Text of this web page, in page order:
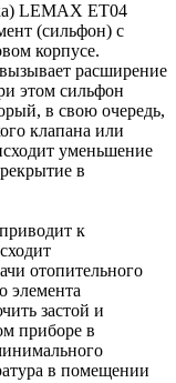
LEMAX ET04
(сильфон) с
корпусе.
расширение
этом сильфон
в свою очередь,
клапана или
уменьшение
в
к
отопительного
элемента
застой и
приборе в
в помещении